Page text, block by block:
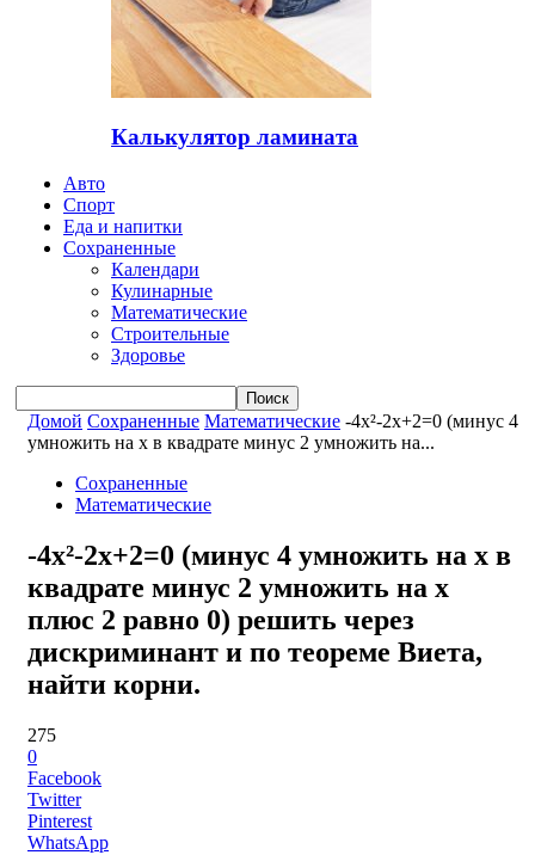
Калькулятор ламината
Авто
Спорт
Еда и напитки
Сохраненные
Календари
Кулинарные
Математические
Строительные
Здоровье
Домой Сохраненные Математические -4x²-2x+2=0 (минус 4
умножить на x в квадрате минус 2 умножить на...
Сохраненные
Математические
-4x²-2x+2=0 (минус 4 умножить на x в
квадрате минус 2 умножить на x
плюс 2 равно 0) решить через
дискриминант и по теореме Виета,
найти корни.
275
0
Facebook
Twitter
Pinterest
WhatsApp